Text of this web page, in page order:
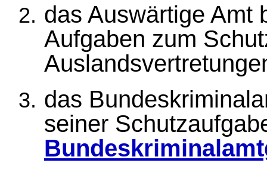
das Auswärtige Amt
Aufgaben zum
das
seiner